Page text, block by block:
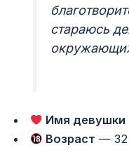
стараюсь
Имя девушки
Возраст — 32